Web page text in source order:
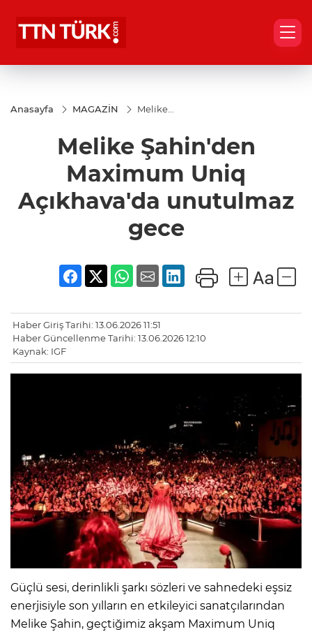
Anasayfa MAGAZİN
Melike
Uniq
Açıkhava'da
gece
Melike Şahin'den
Maximum Uniq
Açıkhava'da unutulmaz
gece
Haber Giriş Tarihi: 13.06.2026 11:51
Haber Güncellenme Tarihi: 13.06.2026 12:10
Kaynak: IGF
Güçlü sesi, derinlikli şarkı sözleri ve sahnedeki eşsiz
enerjisiyle son yılların en etkileyici sanatçılarından
Melike Şahin, geçtiğimiz akşam Maximum Uniq